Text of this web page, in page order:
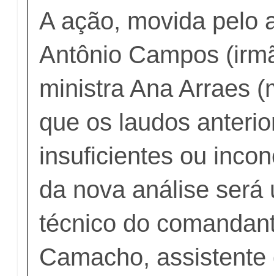
A ação, movida pelo
Antônio Campos
ministra Ana Arraes
que os laudos
insuficientes ou
da nova análise será
técnico do
Camacho,